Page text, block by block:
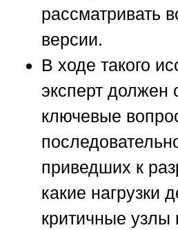
рассматривать
версии.
В ходе такого
эксперт должен
ключевые
приведших к
какие нагрузки
критичные узлы